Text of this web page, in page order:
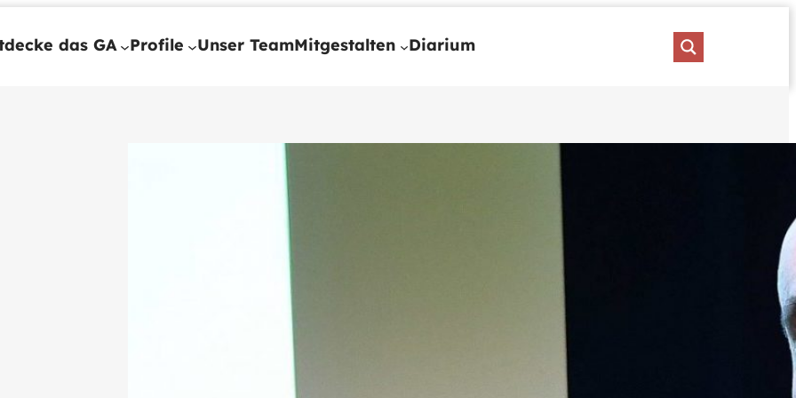
das GA Profile Unser TeamMitgestalten Diarium